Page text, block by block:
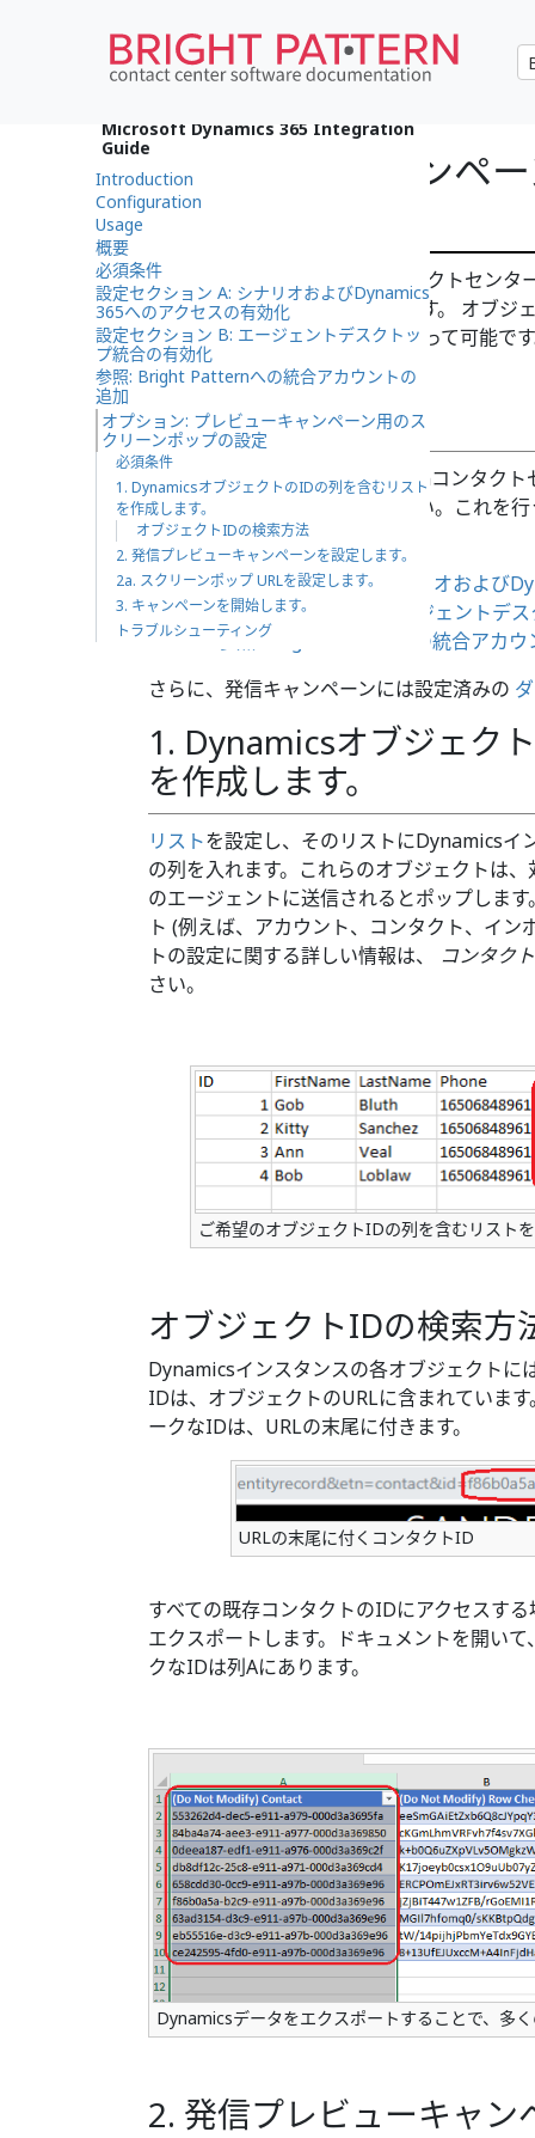
•English
プレビューキャンペ
ップの設定
Dynamicsインスタンスをコンタクトセンタ
のオブジェクトをポップできます。 オブジ
の IDを リストに入れることによって可能で
いて説明します。
必須条件
未設定の場合は、Bright Patternコンタクト
るための手順を実行してください。これを
必須条件
設定セクション A: シナリオおよび
設定セクション B: エージェントデ
参照: Bright Patternへの統合アカウ
さらに、発信キャンペーンには設定済みの
1. Dynamicsオブジェク
を作成します。
リストを設定し、そのリストにDynamicsイ
の列を入れます。これらのオブジェクトは
のエージェントに送信されるとポップします
ト (例えば、アカウント、コンタクト、イ
トの設定に関する詳しい情報は、
コンタク
さい。
ご希望のオブジェクトIDの列を含むリスト
オブジェクトIDの検索方
Dynamicsインスタンスの各オブジェクトに
IDは、オブジェクトのURLに含まれていま
ークなIDは、URLの末尾に付きます。
URLの末尾に付くコンタクトID
すべての既存コンタクトのIDにアクセスす
エクスポートします。ドキュメントを開い
クなIDは列Aにあります。
Dynamicsデータをエクスポートすることで、多
2. 発信プレビューキャン
Microsoft Dynamics 365 Integration
Guide
Introduction
Configuration
Usage
概要
必須条件
設定セクション A: シナリオおよびDynamics
365へのアクセスの有効化
設定セクション B: エージェントデスクトッ
プ統合の有効化
参照: Bright Patternへの統合アカウントの
追加
オプション: プレビューキャンペーン用のス
クリーンポップの設定
必須条件
1. DynamicsオブジェクトのIDの列を含むリスト
を作成します。
オブジェクトIDの検索方法
2. 発信プレビューキャンペーンを設定します。
2a. スクリーンポップ URLを設定します。
3. キャンペーンを開始します。
トラブルシューティング